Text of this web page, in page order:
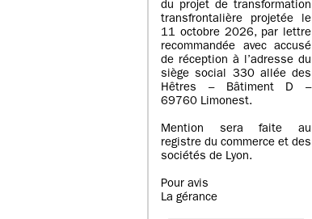
du projet de transformation
transfrontalière projetée le
11 octobre 2026, par lettre
recommandée avec accusé
de réception à l’adresse du
siège social 330 allée des
Hêtres – Bâtiment D –
69760 Limonest.
Mention sera faite au
registre du commerce et des
sociétés de Lyon.
Pour avis
La gérance